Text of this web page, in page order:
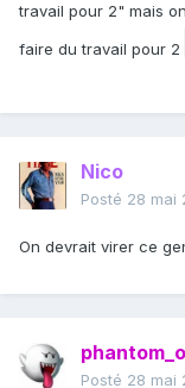
travail pour 2" mais
faire du travail pour 2
Nico
Posté 28 mai
On devrait virer ce
Posté 28 mai